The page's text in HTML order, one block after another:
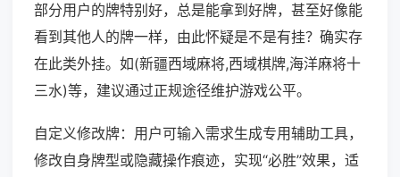
部分用户的牌特别好，总是能拿到好牌，甚至好像能
看到其他人的牌一样，由此怀疑是不是有挂？确实存
在此类外挂。如(新疆西域麻将,西域棋牌,海洋麻将十
三水)等，建议通过正规途径维护游戏公平。
自定义修改牌：用户可输入需求生成专用辅助工具，
修改自身牌型或隐藏操作痕迹，实现“必胜”效果，适